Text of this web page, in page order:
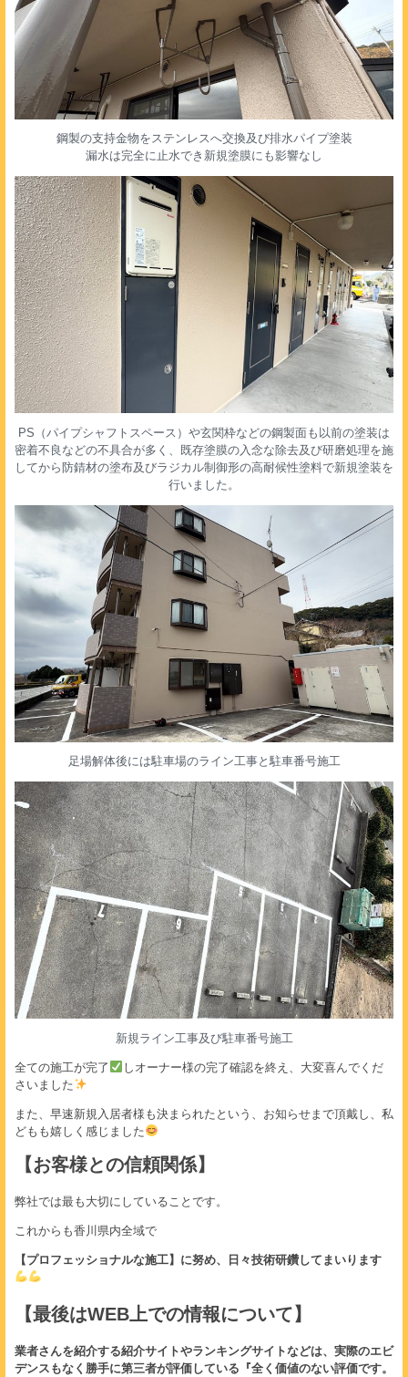
鋼製の支持金物をステンレスへ交換及び排水パイプ塗装
漏水は完全に止水でき新規塗膜にも影響なし
PS（パイプシャフトスペース）や玄関枠などの鋼製面も以前の塗装は
密着不良などの不具合が多く、既存塗膜の入念な除去及び研磨処理を施
してから防錆材の塗布及びラジカル制御形の高耐候性塗料で新規塗装を
行いました。
足場解体後には駐車場のライン工事と駐車番号施工
新規ライン工事及び駐車番号施工
全ての施工が完了
しオーナー様の完了確認を終え、大変喜んでくだ
さいました
また、早速新規入居者様も決まられたという、お知らせまで頂戴し、私
どもも嬉しく感じました
【お客様との信頼関係】
弊社では最も大切にしていることです。
これからも香川県内全域で
【プロフェッショナルな施工】に努め、日々技術研鑽してまいります
【最後はWEB上での情報について】
業者さんを紹介する紹介サイトやランキングサイトなどは、実際のエビ
デンスもなく勝手に第三者が評価している『全く価値のない評価です。